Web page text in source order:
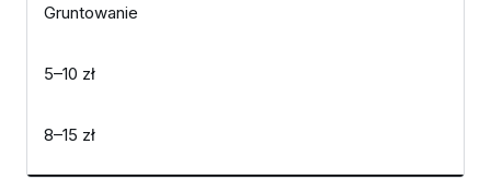
Gruntowanie
5–10 zł
8–15 zł